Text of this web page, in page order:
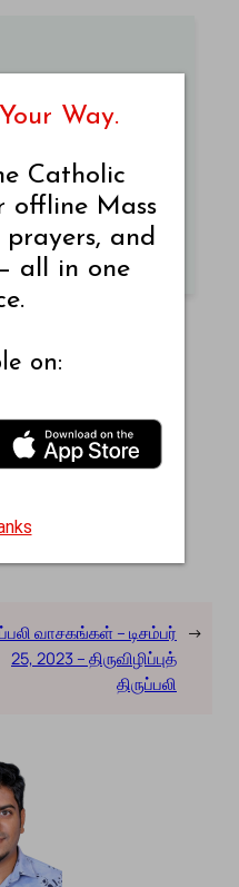
practices.
ANSWERS
வாசகங்கள் – டிசம்பர்
25, 2023 – திருவிழிப்புத்
திருப்பலி
→
Way.
Catholic
offline Mass
and
all in one
on: